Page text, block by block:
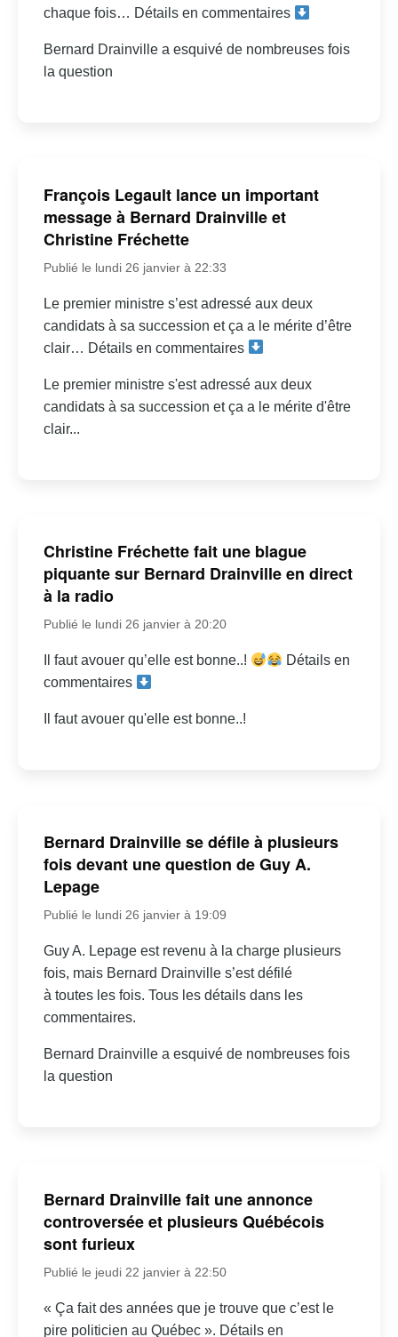
chaque fois… Détails en commentaires
Bernard Drainville a esquivé de nombreuses fois
la question
François Legault lance un important
message à Bernard Drainville et
Christine Fréchette
Publié le lundi 26 janvier à 22:33
Le premier ministre s’est adressé aux deux
candidats à sa succession et ça a le mérite d’être
clair… Détails en commentaires
Le premier ministre s'est adressé aux deux
candidats à sa succession et ça a le mérite d'être
clair...
Christine Fréchette fait une blague
piquante sur Bernard Drainville en direct
à la radio
Publié le lundi 26 janvier à 20:20
Il faut avouer qu’elle est bonne..!
Détails en
commentaires
Il faut avouer qu'elle est bonne..!
Bernard Drainville se défile à plusieurs
fois devant une question de Guy A.
Lepage
Publié le lundi 26 janvier à 19:09
Guy A. Lepage est revenu à la charge plusieurs
fois, mais Bernard Drainville s’est défilé
à toutes les fois. Tous les détails dans les
commentaires.
Bernard Drainville a esquivé de nombreuses fois
la question
Bernard Drainville fait une annonce
controversée et plusieurs Québécois
sont furieux
Publié le jeudi 22 janvier à 22:50
« Ça fait des années que je trouve que c’est le
pire politicien au Québec ». Détails en